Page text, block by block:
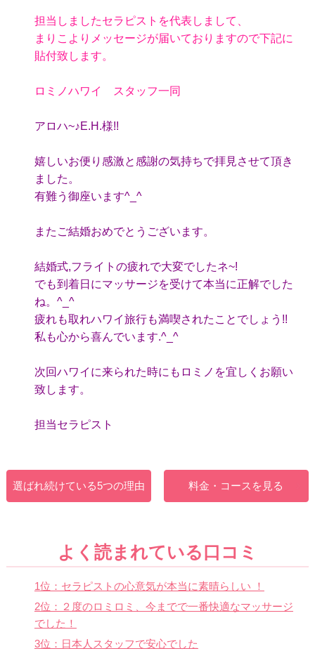
担当しましたセラピストを代表しまして、
まりこよりメッセージが届いておりますので下記に
貼付致します。
ロミノハワイ スタッフ一同
アロハ~♪E.H.様!!
嬉しいお便り感激と感謝の気持ちで拝見させて頂き
ました。
有難う御座います^_^
またご結婚おめでとうございます。
結婚式,フライトの疲れで大変でしたネ~!
でも到着日にマッサージを受けて本当に正解でした
ね。^_^
疲れも取れハワイ旅行も満喫されたことでしょう!!
私も心から喜んでいます.^_^
次回ハワイに来られた時にもロミノを宜しくお願い
致します。
担当セラピスト
選ばれ続けている5つの理由 料金・コースを見る
よく読まれている口コミ
1位：セラピストの心意気が本当に素晴らしい ！
2位：２度のロミロミ、今までで一番快適なマッサージ
でした！
3位：日本人スタッフで安心でした